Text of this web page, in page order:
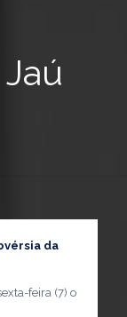
da
feira (7) o